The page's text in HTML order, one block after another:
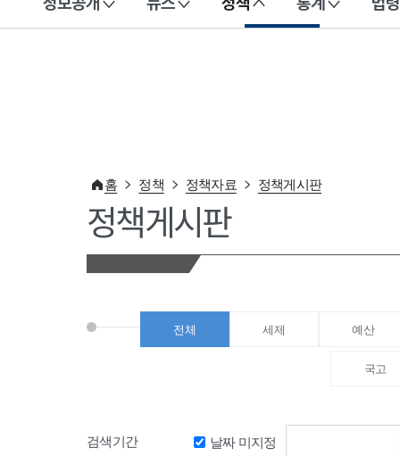
이 누리집은 대한민국 공식 전자정부 누리집입니다.
홈 정책 정책자료 정책게시판
정책게시판
전체 세제 예산
국고
검색기간 날짜 미지정